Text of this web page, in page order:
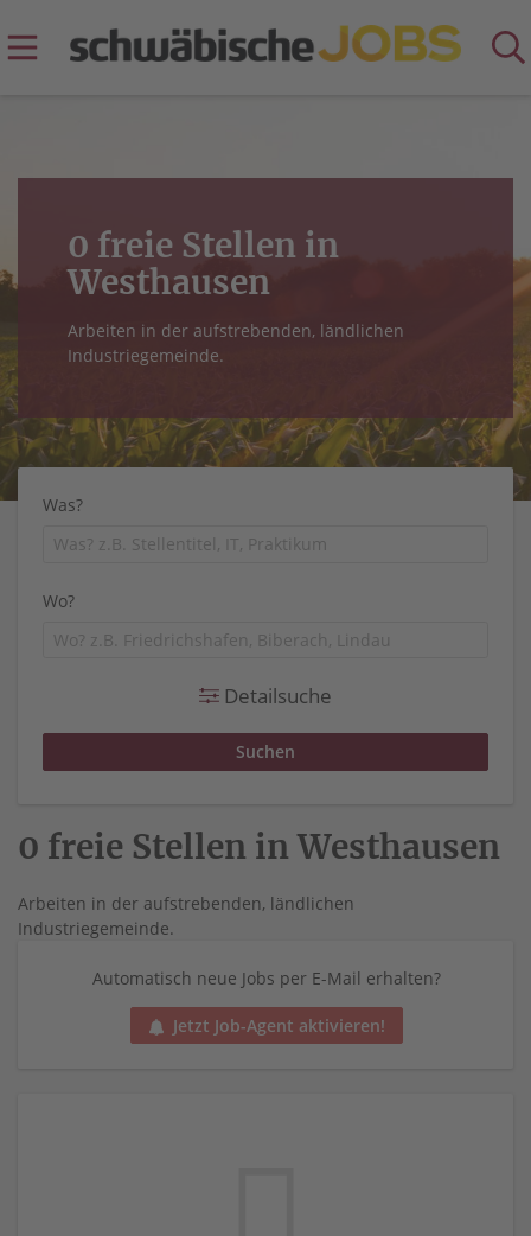
0 freie Stellen in
Westhausen
Arbeiten in der aufstrebenden, ländlichen
Industriegemeinde.
Was?
Wo?
Detailsuche
0 freie Stellen in Westhausen
Arbeiten in der aufstrebenden, ländlichen
Industriegemeinde.
Automatisch neue Jobs per E-Mail erhalten?
Jetzt Job-Agent aktivieren!